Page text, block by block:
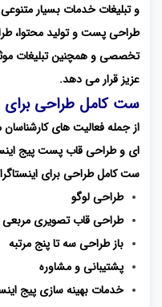
و تبلیغات خدمات بسیار متنوعی
طراحی پست و تولید محتوا،
تخصصی و همچنین تبلیغات موثر
عزیز قرار می دهد.
ست کامل طراحی برای
از جمله فعالیت های
ای و طراحی قاب پست پیج
ست کامل طراحی برای
طراحی لوگو
طراحی قاب تصویری
باز طراحی سه تا پنج مرتبه
پشتیبانی و مشاوره
خدمات بهینه سازی پیج